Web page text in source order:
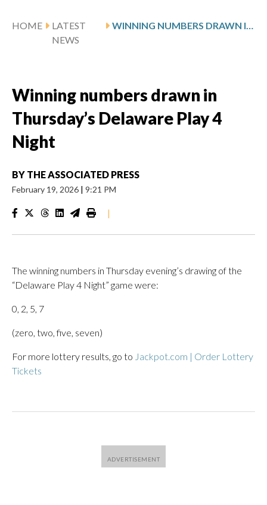
HOME
LATEST
NEWS
WINNING NUMBERS DRAWN IN THURSDAY’S DELAWARE PLAY 4 NIGHT
Winning numbers drawn in
Thursday’s Delaware Play 4
Night
BY THE ASSOCIATED PRESS
February 19, 2026 | 9:21 PM
|
The winning numbers in Thursday evening’s drawing of the
“Delaware Play 4 Night” game were:
0, 2, 5, 7
(zero, two, five, seven)
For more lottery results, go to Jackpot.com | Order Lottery
Tickets